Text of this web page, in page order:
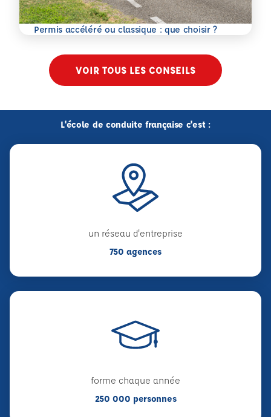
Permis accéléré ou classique : que choisir ?
En savoir plus
VOIR TOUS LES CONSEILS
L'école de conduite française c'est :
un réseau d'entreprise
750 agences
forme chaque année
250 000 personnes